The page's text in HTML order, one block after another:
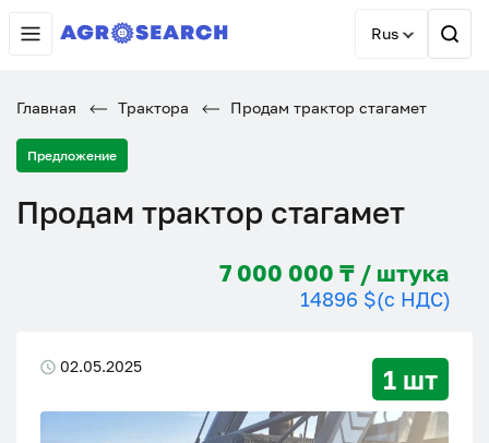
Rus
Главная Трактора Продам трактор стагамет
Предложение
Продам трактор стагамет
7 000 000 ₸ / штука
14896 $(с НДС)
02.05.2025 1 шт